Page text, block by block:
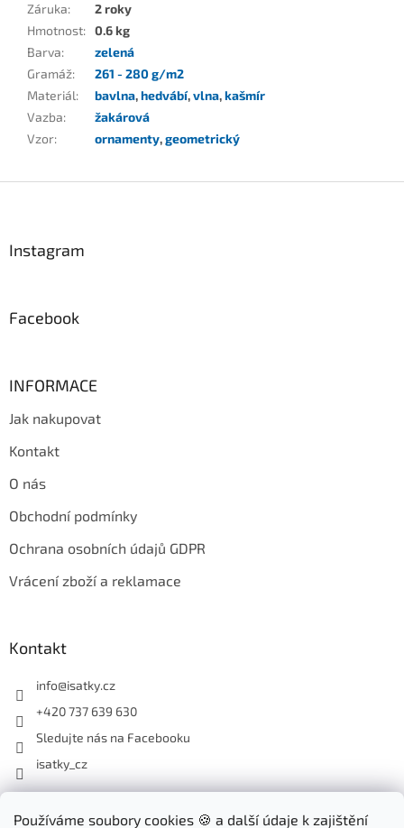
Používáme soubory cookies 🍪 a další údaje k zajištění
Záruka:
2 roky
Hmotnost: 0.6 kg
Barva:
zelená
Gramáž:
261 - 280 g/m2
Materiál: bavlna,hedvábí,vlna,kašmír
Vazba:
žakárová
Vzor: ornamenty,geometrický
Instagram
Facebook
INFORMACE
Jak nakupovat
Kontakt
O nás
Obchodní podmínky
Ochrana osobních údajů GDPR
Vrácení zboží a reklamace
Kontakt
info@isatky.cz
+420 737 639 630
Sledujte nás na Facebooku
isatky_cz
Odebírat newsletter